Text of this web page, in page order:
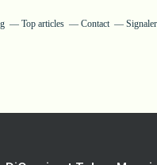
Top articles Contact